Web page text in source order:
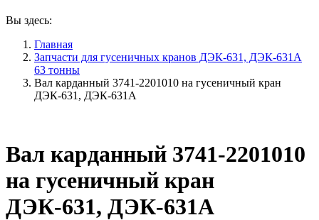
Вы здесь:
Главная
Запчасти для гусеничных кранов ДЭК-631, ДЭК-631А
63 тонны
Вал карданный 3741-2201010 на гусеничный кран
ДЭК-631, ДЭК-631А
Вал карданный 3741-2201010
на гусеничный кран
ДЭК-631, ДЭК-631А